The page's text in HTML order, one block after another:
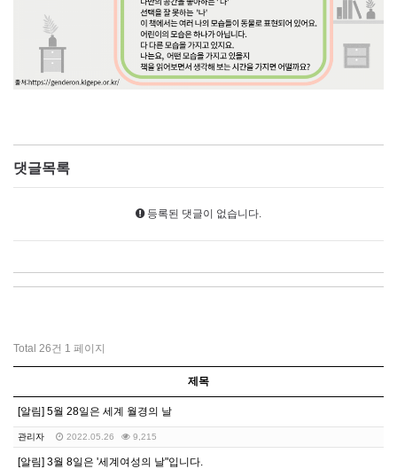
댓글목록
등록된 댓글이 없습니다.
Total 26건 1 페이지
제목
[알림] 5월 28일은 세계 월경의 날
관리자 2022.05.26 9,215
[알림] 3월 8일은 '세계여성의 날"입니다.